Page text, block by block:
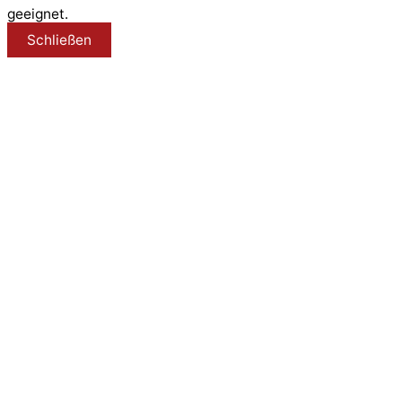
geeignet.
Schließen